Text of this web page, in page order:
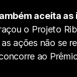
aceita
o Projeto
ações não se
ao